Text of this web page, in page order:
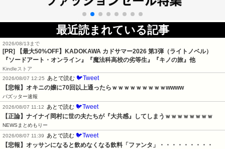
最近読まれている記事
2026/08/13まで
[PR]
【最大50%OFF】KADOKAWA カドサマー2026 第3弾（ライトノベル）
『ソードアート・オンライン』『魔法科高校の劣等生』『キノの旅』他
Kindleストア
2026/08/07 12:25
あとで読む 🐦Tweet
【悲報】オキニの嬢に70回以上通ったらｗｗｗｗｗｗｗｗｗwwww
バズッター速報
2026/08/07 11:12
あとで読む 🐦Tweet
【正論】ナイナイ岡村に世の夫たちが『大共感』してしまうｗｗｗｗｗｗｗｗ
NEWSまとめもりー
2026/08/07 11:39
あとで読む 🐦Tweet
【悲報】オッサンになると飲めなくなる飲料「ファンタ」・・・・・・・・・